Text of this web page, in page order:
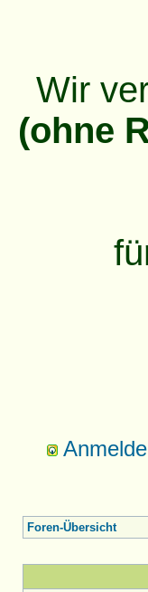
Wir
(ohne
Foren-Übersicht